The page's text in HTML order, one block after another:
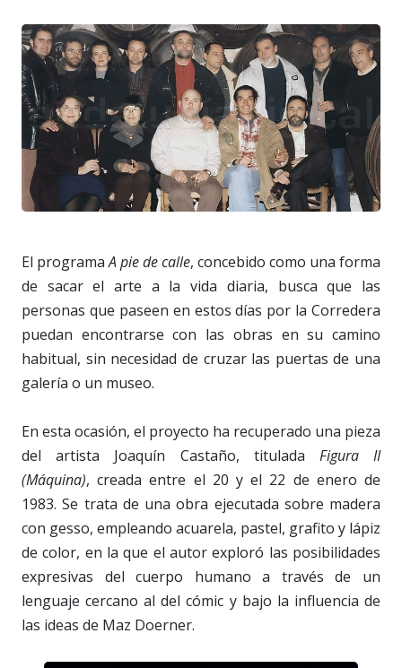
El programaA pie de calle, concebido como una forma
de sacar el arte a la vida diaria, busca que las
personas que paseen en estos días por la Corredera
puedan encontrarse con las obras en su camino
habitual, sin necesidad de cruzar las puertas de una
galería o un museo.
En esta ocasión, el proyecto ha recuperado una pieza
del artista Joaquín Castaño, titulada Figura II
(Máquina), creada entre el 20 y el 22 de enero de
1983. Se trata de una obra ejecutada sobre madera
con gesso, empleando acuarela, pastel, grafito y lápiz
de color, en la que el autor exploró las posibilidades
expresivas del cuerpo humano a través de un
lenguaje cercano al del cómic y bajo la influencia de
las ideas de Maz Doerner.